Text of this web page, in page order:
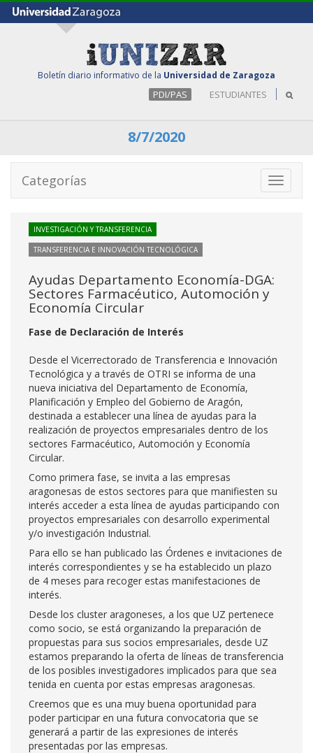
Boletín diario informativo de la Universidad de Zaragoza
PDI/PAS ESTUDIANTES
8/7/2020
Toggle
Categorías
INVESTIGACIÓN Y TRANSFERENCIA
TRANSFERENCIA E INNOVACIÓN TECNOLÓGICA
Ayudas Departamento Economía-DGA:
Sectores Farmacéutico, Automoción y
Economía Circular
Fase de Declaración de Interés
Desde el Vicerrectorado de Transferencia e Innovación
Tecnológica y a través de OTRI se informa de una
nueva iniciativa del Departamento de Economía,
Planificación y Empleo del Gobierno de Aragón,
destinada a establecer una línea de ayudas para la
realización de proyectos empresariales dentro de los
sectores Farmacéutico, Automoción y Economía
Circular.
Como primera fase, se invita a las empresas
aragonesas de estos sectores para que manifiesten su
interés acceder a esta línea de ayudas participando con
proyectos empresariales con desarrollo experimental
y/o investigación Industrial.
Para ello se han publicado las Órdenes e invitaciones de
interés correspondientes y se ha establecido un plazo
de 4 meses para recoger estas manifestaciones de
interés.
Desde los cluster aragoneses, a los que UZ pertenece
como socio, se está organizando la preparación de
propuestas para sus socios empresariales, desde UZ
estamos preparando la oferta de líneas de transferencia
de los posibles investigadores implicados para que sea
tenida en cuenta por estas empresas aragonesas.
Creemos que es una muy buena oportunidad para
poder participar en una futura convocatoria que se
generará a partir de las expresiones de interés
presentadas por las empresas.